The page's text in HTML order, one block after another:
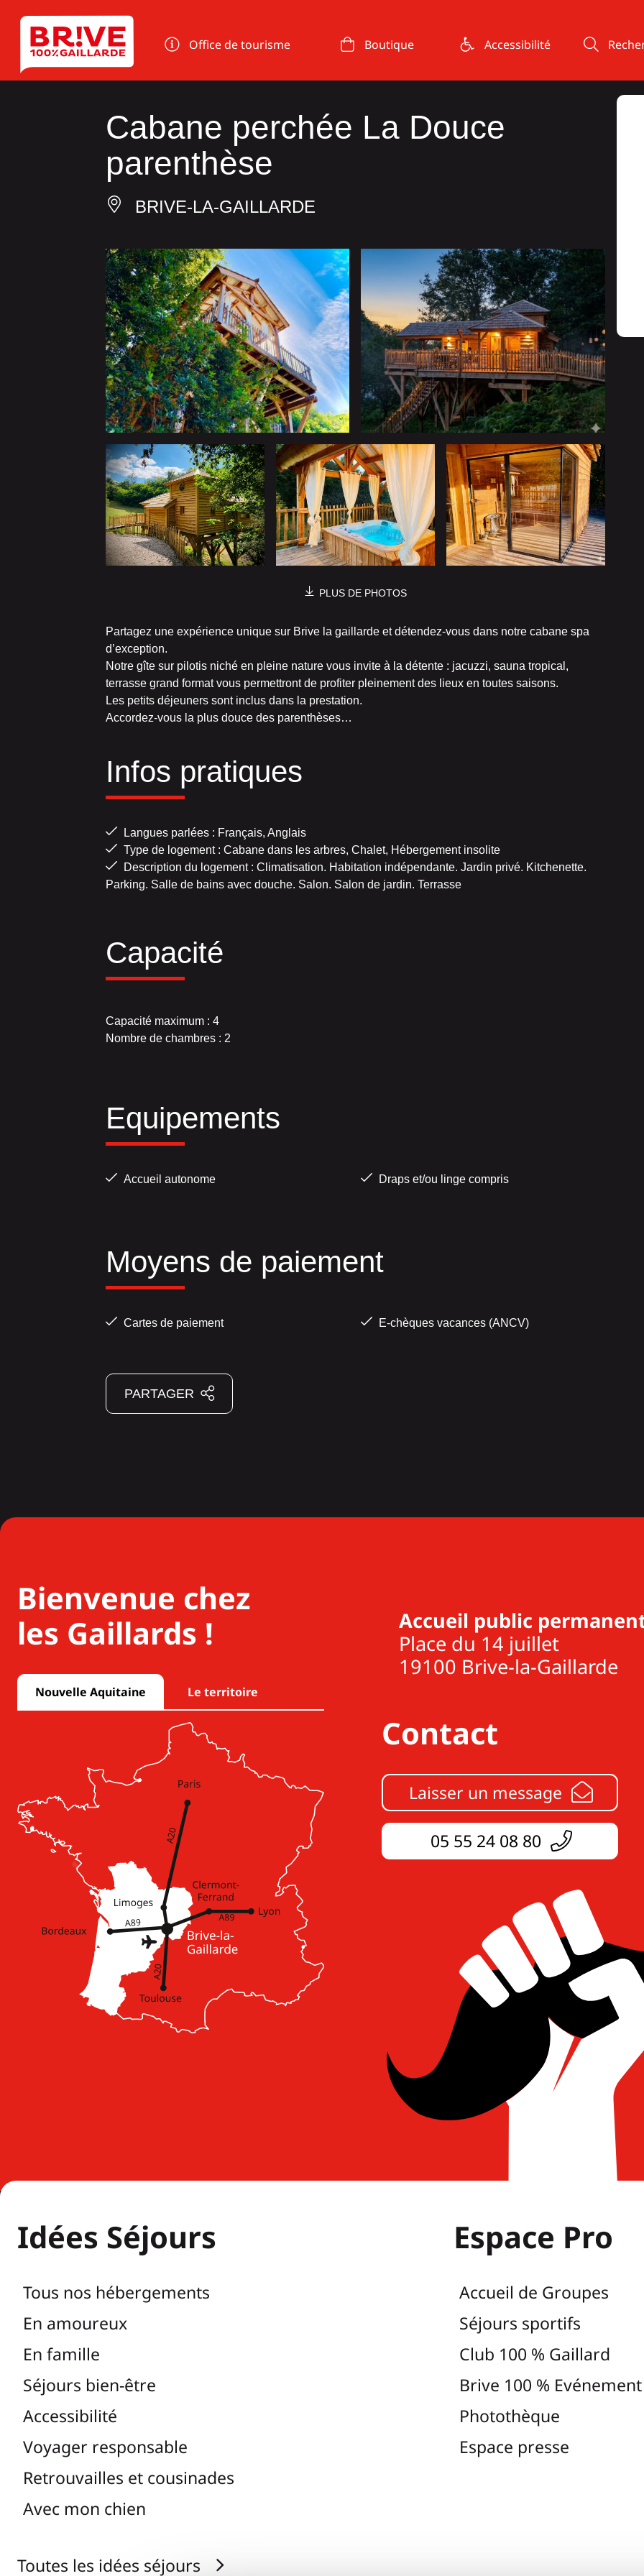
Office de tourisme Boutique Accessibilité
Cabane perchée La Douce
parenthèse
BRIVE-LA-GAILLARDE
PLUS DE PHOTOS
Partagez une expérience unique sur Brive la gaillarde et détendez-vous dans notre cabane spa
d’exception.
Notre gîte sur pilotis niché en pleine nature vous invite à la détente : jacuzzi, sauna tropical,
terrasse grand format vous permettront de profiter pleinement des lieux en toutes saisons.
Les petits déjeuners sont inclus dans la prestation.
Accordez-vous la plus douce des parenthèses…
Infos pratiques
Langues parlées : Français, Anglais
Type de logement : Cabane dans les arbres, Chalet, Hébergement insolite
Description du logement : Climatisation. Habitation indépendante. Jardin privé. Kitchenette.
Parking. Salle de bains avec douche. Salon. Salon de jardin. Terrasse
Capacité
Capacité maximum : 4
Nombre de chambres : 2
Equipements
Accueil autonome Draps et/ou linge compris
Moyens de paiement
Cartes de paiement E-chèques vacances (ANCV)
PARTAGER
Bienvenue chez
les Gaillards !
Nouvelle Aquitaine Le territoire
Accueil public
Place du 14 juillet
19100 Brive-la-Gaillarde
Contact
Laisser un message
05 55 24 08 80
Idées Séjours
Tous nos hébergements
En amoureux
En famille
Séjours bien-être
Accessibilité
Voyager responsable
Retrouvailles et cousinades
Avec mon chien
Toutes les idées séjours
Espace Pro
Accueil de Groupes
Séjours sportifs
Club 100 % Gaillard
Brive 100 % Evénement
Photothèque
Espace presse